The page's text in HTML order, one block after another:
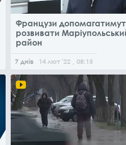
Французи
розвивати
район
7 днів 14 лют '22, 08:15